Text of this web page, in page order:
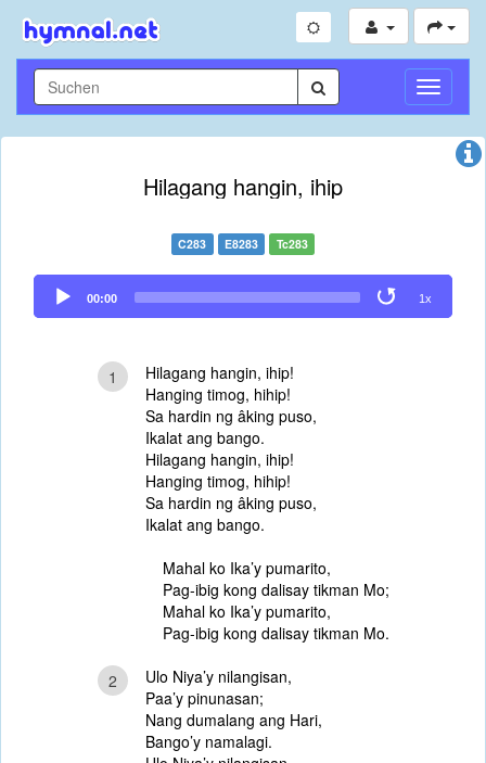
Hilagang hangin, ihip
C283 E8283 Tc283
Audio
Player
00:00 1x
1
Hilagang hangin, ihip!
Hanging timog, hihip!
Sa hardin ng âking puso,
Ikalat ang bango.
Hilagang hangin, ihip!
Hanging timog, hihip!
Sa hardin ng âking puso,
Ikalat ang bango.
Mahal ko Ika’y pumarito,
Pag-ibig kong dalisay tikman Mo;
Mahal ko Ika’y pumarito,
Pag-ibig kong dalisay tikman Mo.
2
Ulo Niya’y nilangisan,
Paa’y pinunasan;
Nang dumalang ang Hari,
Bango’y namalagi.